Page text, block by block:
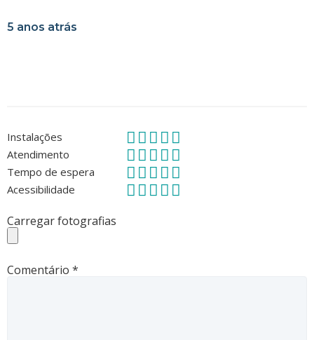
5 anos atrás
Instalações
Atendimento
Tempo de espera
Acessibilidade
Carregar fotografias
Comentário *